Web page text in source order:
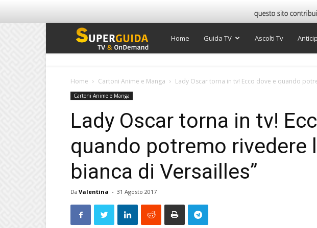
Super
Home Guida TV Ascolti Tv
Home Cartoni Anime e Manga Lady Oscar torna in tv! Ecco dove e quando
Cartoni Anime e Manga
Lady Oscar torna in tv!
quando potremo rivedere
bianca di Versailles”
Da Valentina - 31 Agosto 2017